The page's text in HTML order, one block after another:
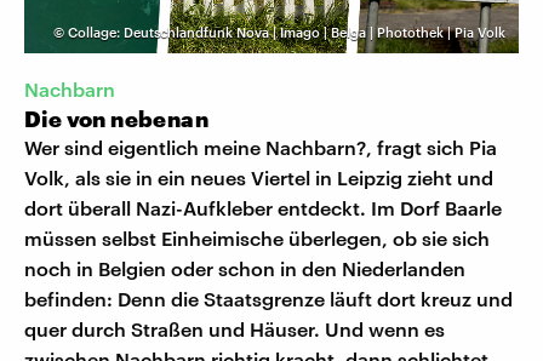
© Collage: Deutschlandfunk Nova | Imago | Belga | Photothek | Pia Volk
Nachbarn
Die von nebenan
Wer sind eigentlich meine Nachbarn?, fragt sich Pia
Volk, als sie in ein neues Viertel in Leipzig zieht und
dort überall Nazi-Aufkleber entdeckt. Im Dorf Baarle
müssen selbst Einheimische überlegen, ob sie sich
noch in Belgien oder schon in den Niederlanden
befinden: Denn die Staatsgrenze läuft dort kreuz und
quer durch Straßen und Häuser. Und wenn es